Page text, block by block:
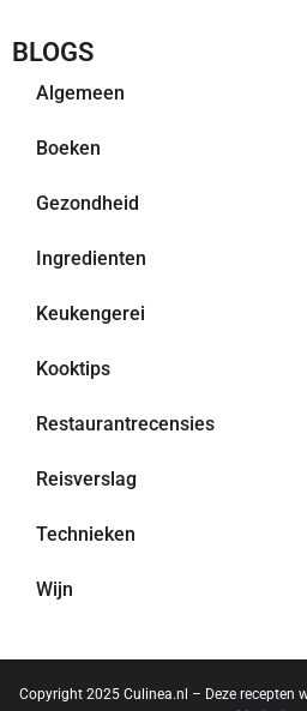
BLOGS
Algemeen
Boeken
Gezondheid
Ingredienten
Keukengerei
Kooktips
Restaurantrecensies
Reisverslag
Technieken
Wijn
Copyright 2025 Culinea.nl – Deze recepten